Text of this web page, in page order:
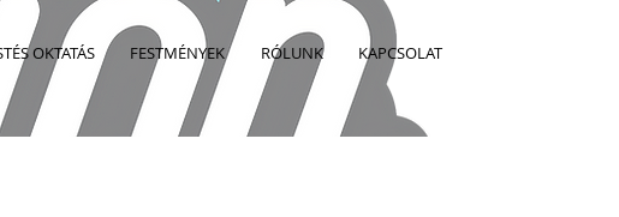
OKTATÁS FESTMÉNYEK RÓLUNK KAPCSOLAT